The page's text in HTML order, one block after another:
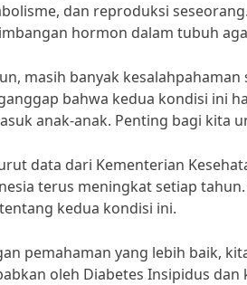
dan reproduksi
hormon dalam tubuh
masih banyak
bahwa kedua kondisi ini
anak-anak. Penting bagi kita
data dari Kementerian
terus meningkat setiap
kedua kondisi ini.
pemahaman yang lebih baik,
oleh Diabetes Insipidus